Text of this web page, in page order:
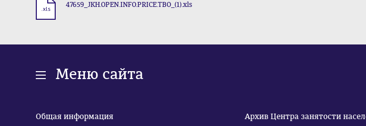
.xls 47659_JKH.OPEN.INFO.PRICE.TBO_(1).xls
Меню сайта
Общая информация Архив Центра занятости